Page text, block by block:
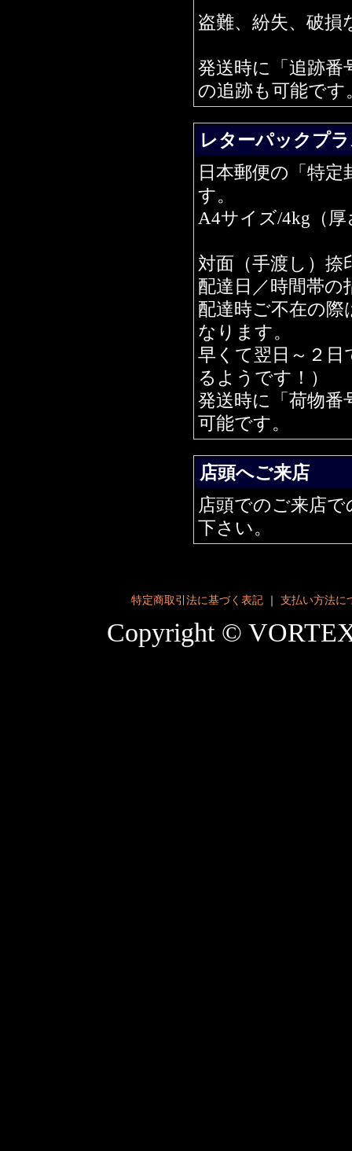
盗難、紛失、破
発送時に「追跡
の追跡も可能です
レターパックプ
日本郵便の「特
す。
A4サイズ/4kg（
対面（手渡し）
配達日／時間帯の
配達時ご不在の
なります。
早くて翌日～２
るようです！）
発送時に「荷物
可能です。
店頭へご来店
店頭でのご来店
下さい。
特定商取引法に基づく表記｜ 支払い方法に
Copyright ©